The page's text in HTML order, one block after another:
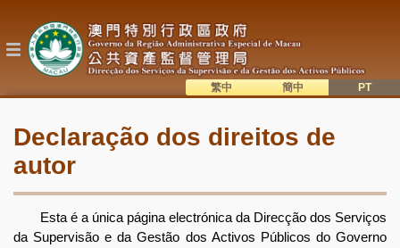
o
conteúdo
Declaração dos direitos de
autor
Esta é a única página electrónica da Direcção dos Serviços
da Supervisão e da Gestão dos Activos Públicos do Governo